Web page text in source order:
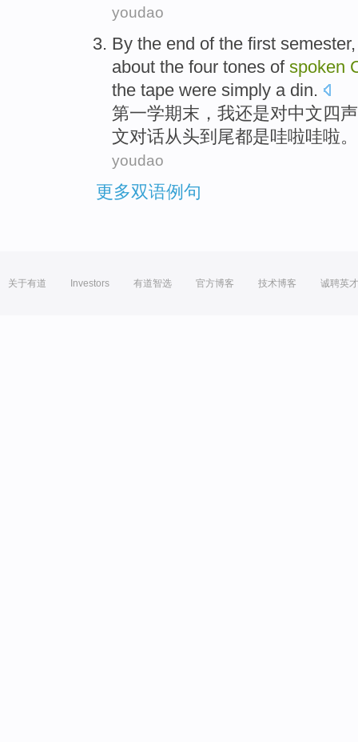
youdao
By the end of the first semester
about the four tones of spoken
the tape were simply a din.
第一学期末 ， 我还是对中文四声
文对话从头到尾都是哇啦哇啦。
youdao
更多双语例句
关于有道 Investors 有道智选 官方博客 技术博客 诚聘英才